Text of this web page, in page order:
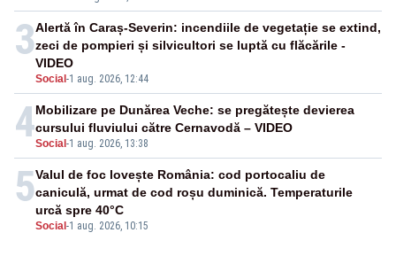
3
Social -1 aug. 2026, 12:44
Alertă în Caraș-Severin: incendiile de vegetație se extind,
zeci de pompieri și silvicultori se luptă cu flăcările -
VIDEO
4Social -1 aug. 2026, 13:38
Mobilizare pe Dunărea Veche: se pregătește devierea
cursului fluviului către Cernavodă – VIDEO
5
Social -1 aug. 2026, 10:15
Valul de foc lovește România: cod portocaliu de
caniculă, urmat de cod roșu duminică. Temperaturile
urcă spre 40°C